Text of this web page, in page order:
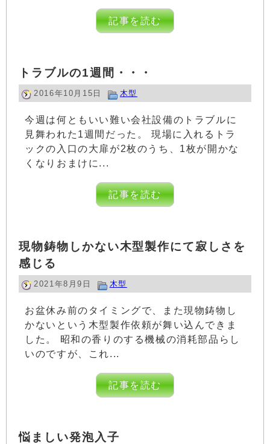
記事を読む
トラブルの1週間・・・
2016年10月15日 木型
今週は何ともいい難い会社設備のトラブルに
見舞われた1週間だった。 現場に入れるトラ
ックの入口の大扉が2枚のうち、1枚が開かな
くなりおまけに...
記事を読む
現物鋳物しかない木型製作にて寂しさを
感じる
2021年8月9日 木型
お盆休み前のタイミングで、また現物鋳物し
かないという木型製作依頼が舞い込んできま
した。 昭和の香りのする機械の消耗部品らし
いのですが、これ...
記事を読む
悩ましい発泡入子